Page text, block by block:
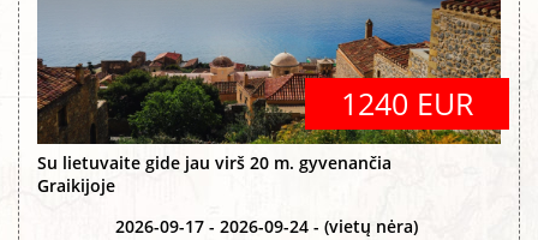
1240 EUR
Su lietuvaite gide jau virš 20 m. gyvenančia
Graikijoje
2026-09-17 - 2026-09-24 - (vietų nėra)